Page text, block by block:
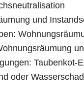
und
Taubenkot-
oder